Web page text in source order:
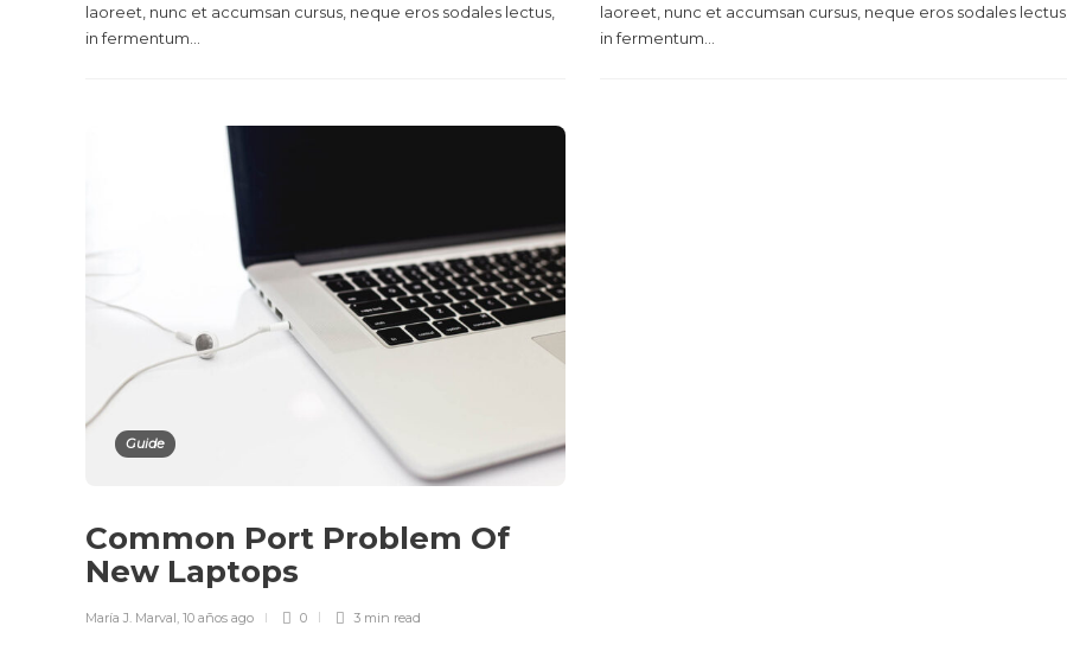
laoreet, nunc et accumsan cursus, neque eros sodales lectus,
in fermentum...
laoreet, nunc et accumsan cursus, neque eros sodales lectus,
in fermentum...
Guide
Common Port Problem Of
New Laptops
María J. Marval 10 años ago 0 3 min read